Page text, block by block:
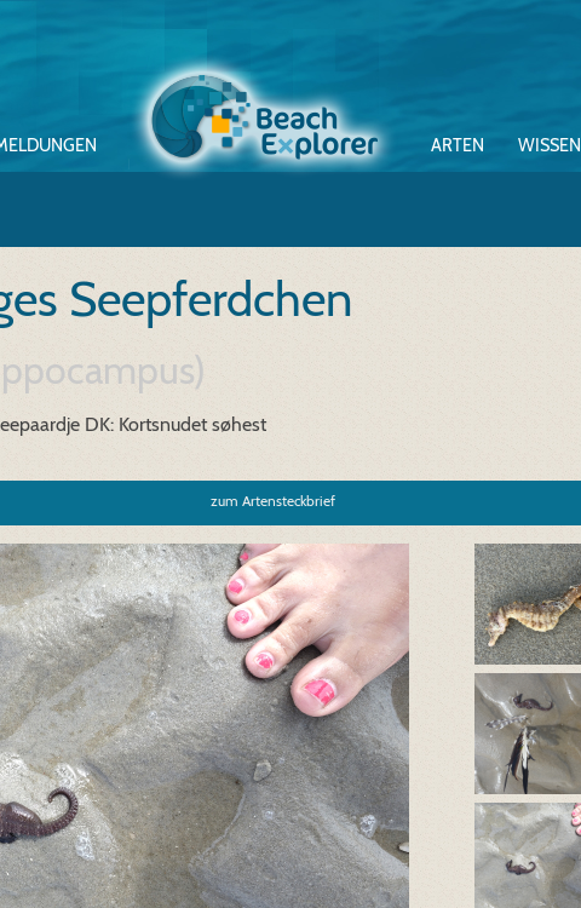
ARTEN WISSEN
Seepferdchen
DK: Kortsnudet søhest
zum Artensteckbrief